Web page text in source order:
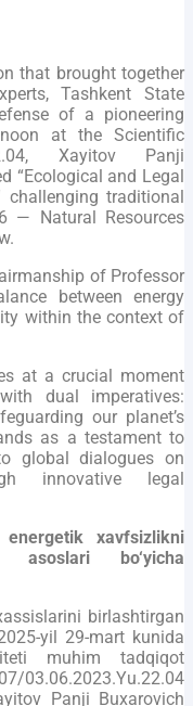
that brought together
Tashkent State
of a pioneering
at the Scientific
Xayitov Panji
“Ecological and Legal
challenging traditional
— Natural Resources
of Professor
between energy
within the context of
at a crucial moment
dual imperatives:
our planet’s
as a testament to
global dialogues on
innovative legal
energetik xavfsizlikni
asoslari bo‘yicha
birlashtirgan
yil 29-mart kunida
muhim tadqiqot
Panji Buxarovich